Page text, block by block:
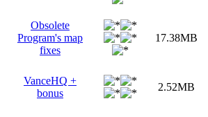
Obsolete
Program's map
fixes
17.38MB
VanceHQ +
bonus
2.52MB